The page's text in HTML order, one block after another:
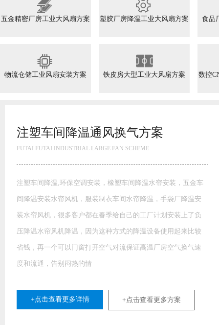
五金精密厂房工业大风扇方案 塑胶厂房降温工业大风扇方案 食品
物流仓储工业风扇安装方案 铁皮房大型工业大风扇方案 数控
注塑车间降温通风换气方案
FUTAI FUTAI INDUSTRIAL LARGE FAN SCHEME
注塑车间降温,环保空调安装，橡塑车间降温水帘安装，五金车
间降温安装水帘风机，服装制衣车间水帘降温，手袋厂降温安
装水帘风机，很多客户都在春季给自己的工厂计划安装上了负
压降温水帘风机降温，因为这种方式的降温设备使用起来比较
省钱，再一个可以门窗打开空气对流保证高温厂房空气换气速
度和流通，告别闷热的情
+点击查看更多详情 +点击查看更多方案